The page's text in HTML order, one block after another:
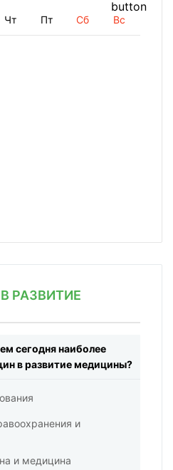
Чт Пт Сб Вс
РАЗВИТИЕ
сегодня наиболее
в развитие медицины?
и
и медицина